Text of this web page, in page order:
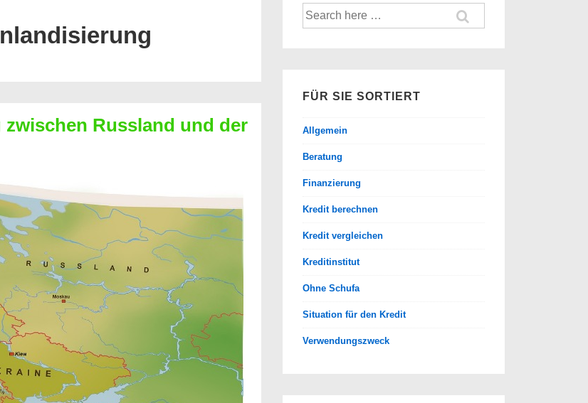
zwischen Russland und der
Suche
nach:
FÜR SIE SORTIERT
Allgemein
Beratung
Finanzierung
Kredit berechnen
Kredit vergleichen
Kreditinstitut
Ohne Schufa
Situation für den Kredit
Verwendungszweck